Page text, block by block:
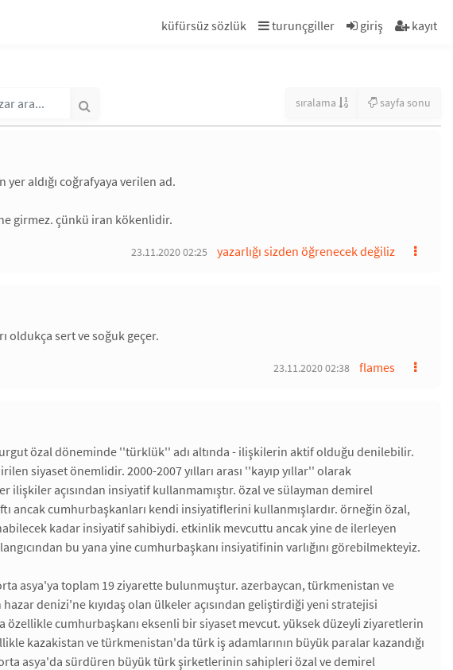
küfürsüz sözlük turunçgiller giriş kayıt
sıralama sayfa sonu
aldığı coğrafyaya verilen ad.
girmez. çünkü iran kökenlidir.
yazarlığı sizden öğrenecek değiliz
23.11.2020 02:25
oldukça sert ve soğuk geçer.
flames
23.11.2020 02:38
özal döneminde ''türklük'' adı altında - ilişkilerin aktif olduğu denilebilir.
siyaset önemlidir. 2000-2007 yılları arası ''kayıp yıllar'' olarak
ilişkiler açısından insiyatif kullanmamıştır. özal ve sülayman demirel
ancak cumhurbaşkanları kendi insiyatiflerini kullanmışlardır. örneğin özal,
kadar insiyatif sahibiydi. etkinlik mevcuttu ancak yine de ilerleyen
bu yana yine cumhurbaşkanı insiyatifinin varlığını görebilmekteyiz.
asya'ya toplam 19 ziyarette bulunmuştur. azerbaycan, türkmenistan ve
denizi'ne kıyıdaş olan ülkeler açısından geliştirdiği yeni stratejisi
özellikle cumhurbaşkanı eksenli bir siyaset mevcut. yüksek düzeyli ziyaretlerin
kazakistan ve türkmenistan'da türk iş adamlarının büyük paralar kazandığı
asya'da sürdüren büyük türk şirketlerinin sahipleri özal ve demirel